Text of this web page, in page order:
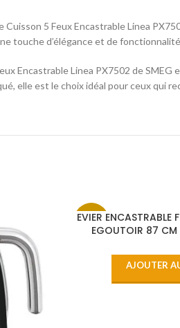
Cuisson 5 Feux Encastrable Linea
touche d’élégance et de
Encastrable Linea PX7502 de
elle est le choix idéal pour ceux qui
-11%
EVIER ENCASTRABLE
EGOUTOIR 87 CM
AJOUTER